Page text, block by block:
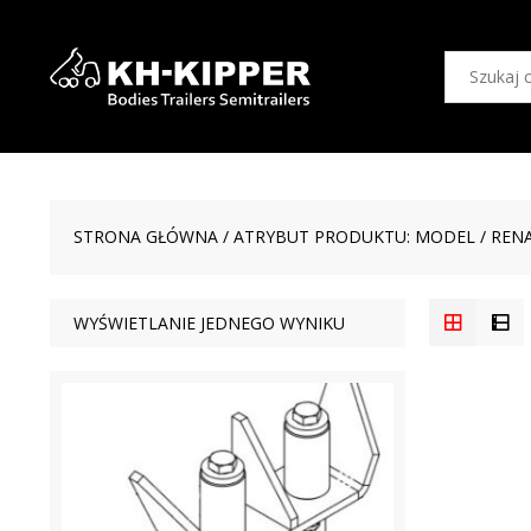
STRONA GŁÓWNA / ATRYBUT PRODUKTU: MODEL /
WYŚWIETLANIE JEDNEGO WYNIKU